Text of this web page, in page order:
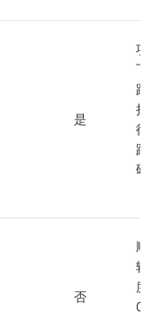
是
项
下
路
持
径
路
码
否
顺
转
度
0 ~